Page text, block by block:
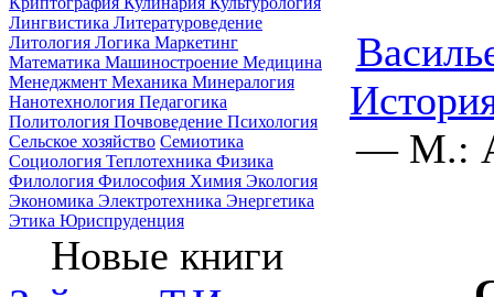
Лингвистика Литературоведение
Литология Логика Маркетинг
Математика Машиностроение Медицина
Менеджмент Механика Минералогия
Нанотехнология Педагогика
Политология Почвоведение Психология
Сельское хозяйство Семиотика
Социология Теплотехника Физика
Филология Философия Химия Экология
Экономика Электротехника Энергетика
Этика Юриспруденция
Новые книги
— М.: